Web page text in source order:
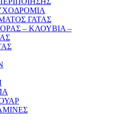
ΓΑΤΑΣ
– ΚΛΟΥΒΙΑ –